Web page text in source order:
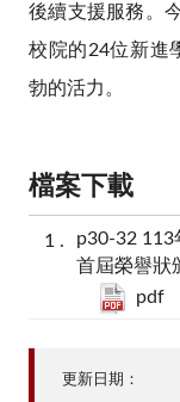
後續支援服務。
校院的24位新進
勃的活力。
檔案下載
p30-32 113
首屆榮譽
pdf
更新日期：